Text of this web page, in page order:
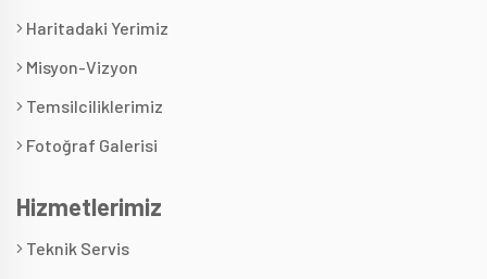
Haritadaki Yerimiz
Misyon-Vizyon
Temsilciliklerimiz
Fotoğraf Galerisi
Hizmetlerimiz
Teknik Servis